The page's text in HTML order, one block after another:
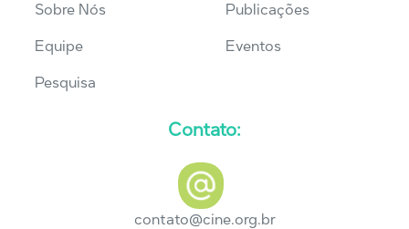
Sobre Nós
Equipe
Pesquisa
Publicações
Eventos
Contato:
contato@cine.org.br